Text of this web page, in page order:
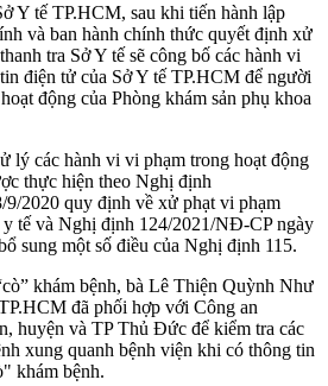
Y tế TP.HCM, sau khi tiến hành lập
và ban hành chính thức quyết định xử
tra Sở Y tế sẽ công bố các hành vi
điện tử của Sở Y tế TP.HCM để người
động của Phòng khám sản phụ khoa
lý các hành vi vi phạm trong hoạt động
thực hiện theo Nghị định
2020 quy định về xử phạt vi phạm
tế và Nghị định 124/2021/NĐ-CP ngày
sung một số điều của Nghị định 115.
khám bệnh, bà Lê Thiện Quỳnh Như
đã phối hợp với Công an
huyện và TP Thủ Đức để kiểm tra các
xung quanh bệnh viện khi có thông tin
khám bệnh.